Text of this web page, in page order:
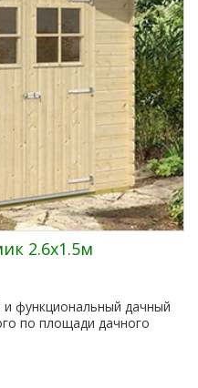
2.6x1.5м
функциональный дачный
по площади дачного